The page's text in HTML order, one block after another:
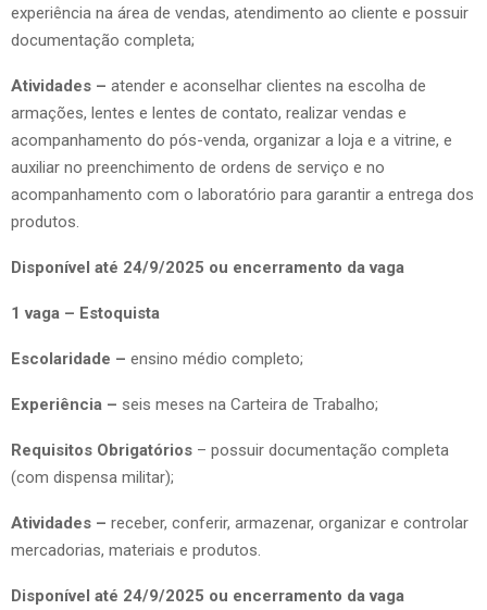
experiência na área de vendas, atendimento ao cliente e possuir
documentação completa;
Atividades – atender e aconselhar clientes na escolha de
armações, lentes e lentes de contato, realizar vendas e
acompanhamento do pós-venda, organizar a loja e a vitrine, e
auxiliar no preenchimento de ordens de serviço e no
acompanhamento com o laboratório para garantir a entrega dos
produtos.
Disponível até 24/9/2025 ou encerramento da vaga
1 vaga – Estoquista
Escolaridade – ensino médio completo;
Experiência – seis meses na Carteira de Trabalho;
Requisitos Obrigatórios – possuir documentação completa
(com dispensa militar);
Atividades – receber, conferir, armazenar, organizar e controlar
mercadorias, materiais e produtos.
Disponível até 24/9/2025 ou encerramento da vaga